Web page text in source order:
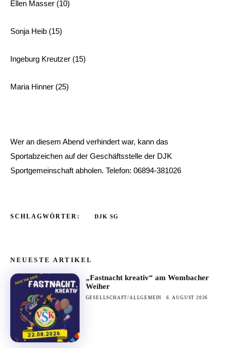
Ellen Masser (10)
Sonja Heib (15)
Ingeburg Kreutzer (15)
Maria Hinner (25)
Wer an diesem Abend verhindert war, kann das
Sportabzeichen auf der Geschäftsstelle der DJK
Sportgemeinschaft abholen. Telefon: 06894-381026
SCHLAGWÖRTER: DJK SG
NEUESTE ARTIKEL
„Fastnacht kreativ“ am Wombacher
Weiher
GESELLSCHAFT/ALLGEMEIN 6. AUGUST 2026